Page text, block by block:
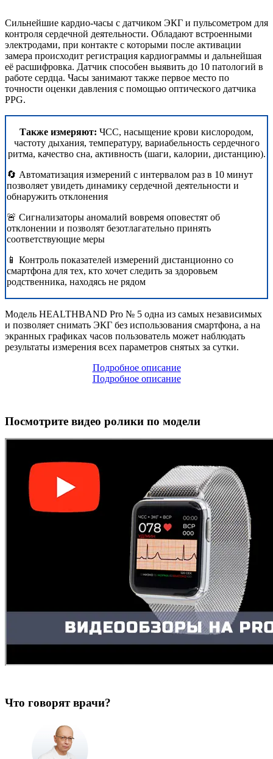
Сильнейшие кардио-часы с датчиком ЭКГ и пульсометром для
контроля сердечной деятельности. Обладают встроенными
электродами, при контакте с которыми после активации
замера происходит регистрация кардиограммы и дальнейшая
её расшифровка. Датчик способен выявить до 10 патологий в
работе сердца. Часы занимают также первое место по
точности оценки давления с помощью оптического датчика
PPG.
Также измеряют: ЧСС, насыщение крови кислородом,
частоту дыхания, температуру, вариабельность сердечного
ритма, качество сна, активность (шаги, калории, дистанцию).
🔄 Автоматизация измерений с интервалом раз в 10 минут
позволяет увидеть динамику сердечной деятельности и
обнаружить отклонения
🚨 Сигнализаторы аномалий вовремя оповестят об
отклонении и позволят безотлагательно принять
соответствующие меры
📱 Контроль показателей измерений дистанционно со
смартфона для тех, кто хочет следить за здоровьем
родственника, находясь не рядом
Модель HEALTHBAND Pro № 5 одна из самых независимых
и позволяет снимать ЭКГ без использования смартфона, а на
экранных графиках часов пользователь может наблюдать
результаты измерения всех параметров снятых за сутки.
Подробное описание
Подробное описание
Посмотрите видео ролики по модели
Что говорят врачи?